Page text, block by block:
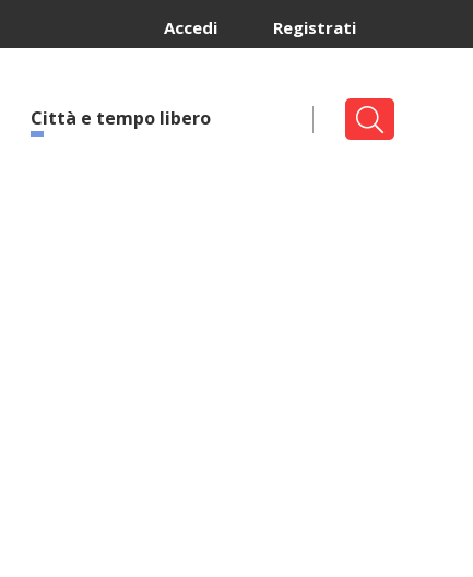
Registrati
Accedi
Città e tempo libero